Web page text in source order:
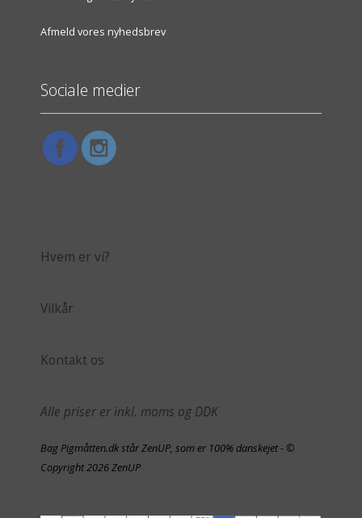
Afmeld vores nyhedsbrev
Sociale medier
Hvem er vi?
Vilkår
Kontakt os
Alle priser er inkl. moms og DDK
Bag Pigmåtten.dk står ZenUP, som er 100% danskejet - ©
Copyright 2026 ZenUP